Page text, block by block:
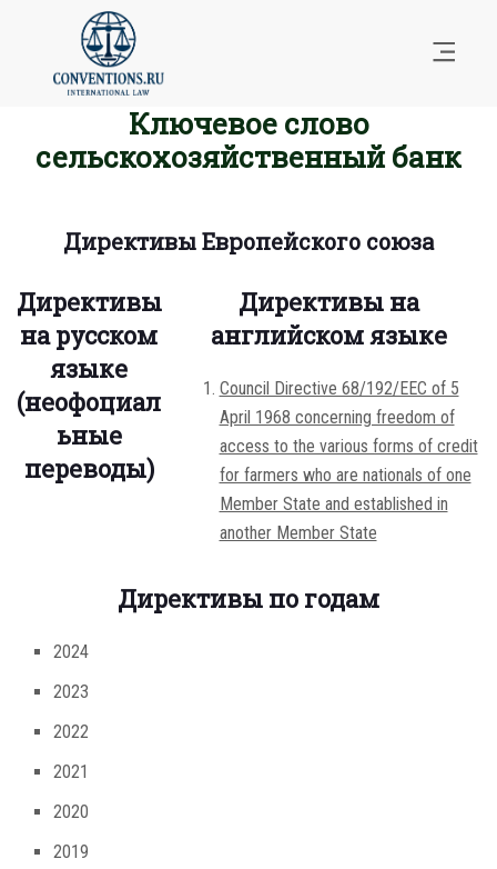
Ключевое слово
сельскохозяйственный банк
Директивы Европейского союза
Директивы
на русском
языке
(неофоциал
ьные
переводы)
Директивы на
английском языке
Council Directive 68/192/EEC of 5
April 1968 concerning freedom of
access to the various forms of credit
for farmers who are nationals of one
Member State and established in
another Member State
Директивы по годам
2024
2023
2022
2021
2020
2019